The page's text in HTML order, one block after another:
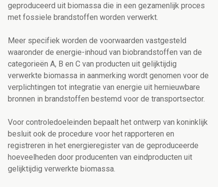
geproduceerd uit biomassa die in een gezamenlijk proces
met fossiele brandstoffen worden verwerkt.
Meer specifiek worden de voorwaarden vastgesteld
waaronder de energie-inhoud van biobrandstoffen van de
categorieën A, B en C van producten uit gelijktijdig
verwerkte biomassa in aanmerking wordt genomen voor de
verplichtingen tot integratie van energie uit hernieuwbare
bronnen in brandstoffen bestemd voor de transportsector.
Voor controledoeleinden bepaalt het ontwerp van koninklijk
besluit ook de procedure voor het rapporteren en
registreren in het energieregister van de geproduceerde
hoeveelheden door producenten van eindproducten uit
gelijktijdig verwerkte biomassa.